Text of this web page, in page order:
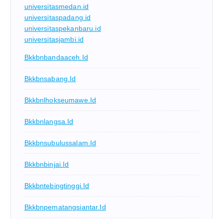
universitasmedan.id
universitaspadang.id
universitaspekanbaru.id
universitasjambi.id
Bkkbnbandaaceh.id
Bkkbnsabang.id
Bkkbnlhokseumawe.id
Bkkbnlangsa.id
Bkkbnsubulussalam.id
Bkkbnbinjai.id
Bkkbntebingtinggi.id
Bkkbnpematangsiantar.id